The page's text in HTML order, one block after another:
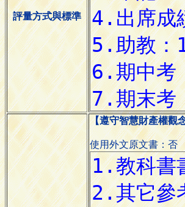
評量方式與標準
【遵守智慧財產權觀
使用外文原文書：否